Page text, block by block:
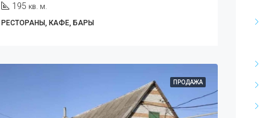
195 кв. м.
РЕСТОРАНЫ, КАФЕ, БАРЫ
ПРОДАЖА